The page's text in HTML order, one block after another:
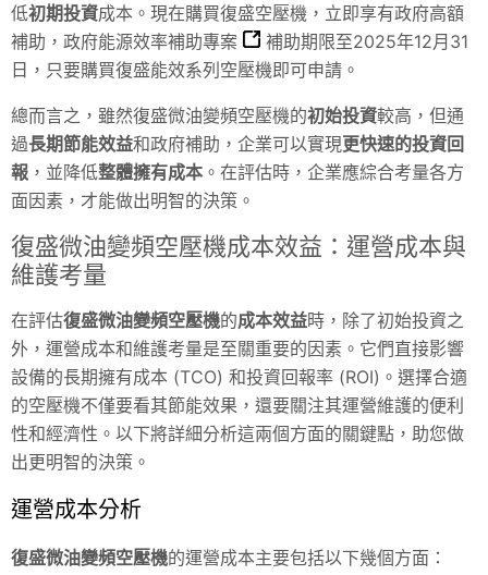
低初期投資成本。現在購買復盛空壓機，立即享有政府高額
補助， 政府能源效率補助專案
補助期限至2025年12月31
日，只要購買復盛能效系列空壓機即可申請。
總而言之，雖然復盛微油變頻空壓機的初始投資較高，但通
過長期節能效益和政府補助，企業可以實現更快速的投資回
報 ，並降低整體擁有成本 。在評估時，企業應綜合考量各方
面因素，才能做出明智的決策。
復盛微油變頻空壓機成本效益：運營成本與
維護考量
在評估復盛微油變頻空壓機的成本效益時，除了初始投資之
外，運營成本和維護考量是至關重要的因素。它們直接影響
設備的長期擁有成本 (TCO) 和投資回報率 (ROI)。選擇合適
的空壓機不僅要看其節能效果，還要關注其運營維護的便利
性和經濟性。以下將詳細分析這兩個方面的關鍵點，助您做
出更明智的決策。
運營成本分析
復盛微油變頻空壓機的運營成本主要包括以下幾個方面：